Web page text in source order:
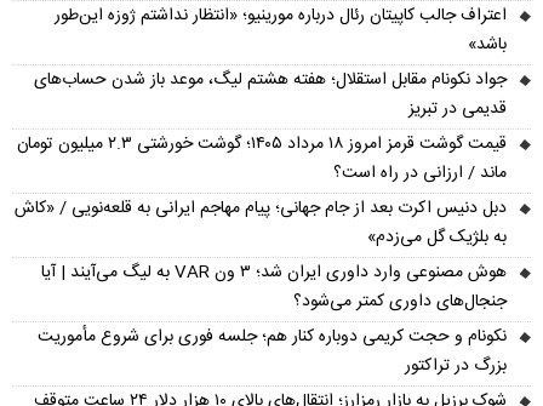
اعتراف جالب کاپیتان رئال درباره مورینیو؛ «انتظار نداشتم ژوزه این‌طور
باشد»
جواد نکونام مقابل استقلال؛ هفته هشتم لیگ، موعد باز شدن حساب‌های
قدیمی در تبریز
قیمت گوشت قرمز امروز ۱۸ مرداد ۱۴۰۵؛ گوشت خورشتی ۲.۳ میلیون تومان
ماند / ارزانی در راه است؟
دبل دنیس اکرت بعد از جام جهانی؛ پیام مهاجم ایرانی به قلعه‌نویی / «کاش
به بلژیک گل می‌زدم»
هوش مصنوعی وارد داوری ایران شد؛ ۳ ون VAR به لیگ می‌آیند | آیا
جنجال‌های داوری کمتر می‌شود؟
نکونام و حجت کریمی دوباره کنار هم؛ جلسه فوری برای شروع مأموریت
بزرگ در تراکتور